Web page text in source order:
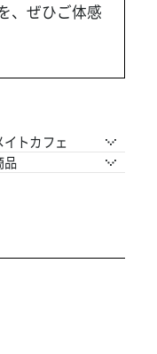
、ぜひご体感
イトカフェ
品